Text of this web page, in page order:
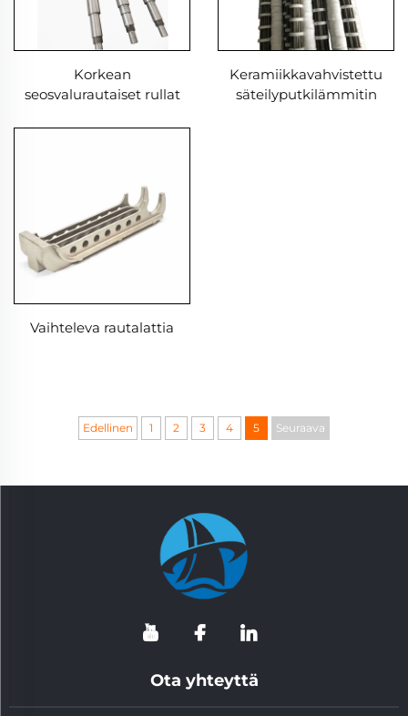
Korkean
seosvalurautaiset rullat
Keramiikkavahvistettu
säteilyputkilämmitin
Vaihteleva rautalattia
Edellinen 1 2 3 4 5 Seuraava
Ota yhteyttä